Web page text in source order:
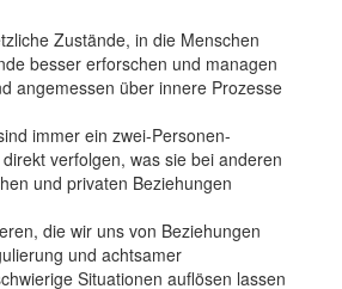
Zustände, in die Menschen
besser erforschen und managen
angemessen über innere Prozesse
immer ein zwei-Personen-
verfolgen, was sie bei anderen
und privaten Beziehungen
die wir uns von Beziehungen
und achtsamer
Situationen auflösen lassen